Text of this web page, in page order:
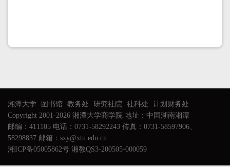
湘潭大学 图书馆 教务处 研究社院 社科处
计划财务处
Copyright 2001-2026 湘潭大学商学院 地址：中国湖南湘潭
邮编：411105 电话：0731-58292243 传真：0731-58597906、
58298837 邮箱：sxy@xtu.edu.cn
湘ICP备05005862号 湘教QS3-200505-000059